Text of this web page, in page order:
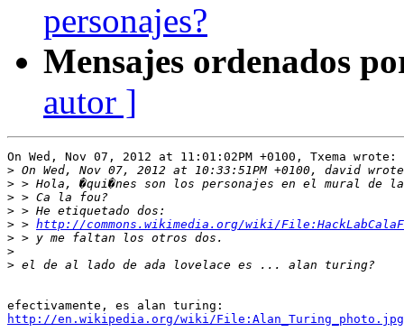
personajes?
Mensajes ordenados
autor ]
On Wed, Nov 07, 2012 at 11:01:02PM +0100, Txema wrote:
>
>
>
>
> > http://commons.wikimedia.org/wiki/
>
>
>
http://en.wikipedia.org/wiki/File:Alan_Turing_photo.jpg